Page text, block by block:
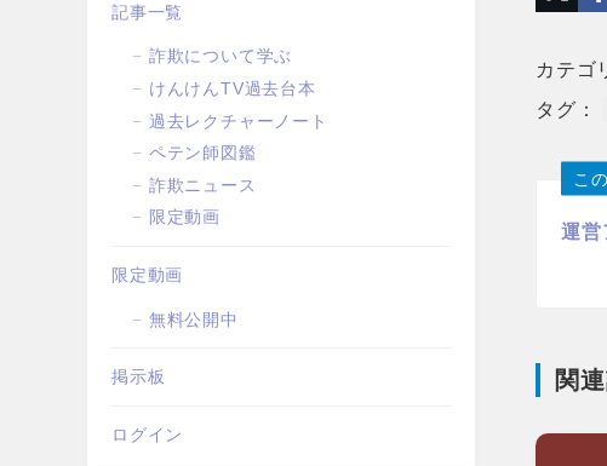
カテゴ
タグ：
こ
運営
関
記事一覧
詐欺について学ぶ
けんけんTV過去台本
過去レクチャーノート
ペテン師図鑑
詐欺ニュース
限定動画
限定動画
無料公開中
掲示板
ログイン